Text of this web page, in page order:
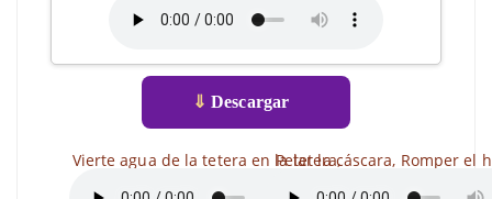
⇓ Descargar
Vierte agua de la tetera en la tetera,Pelar la cáscara, Romper el